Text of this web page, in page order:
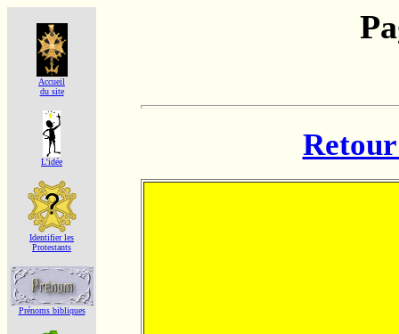
Accueil
du site
L'idée
Identifier les
Protestants
Prénoms bibliques